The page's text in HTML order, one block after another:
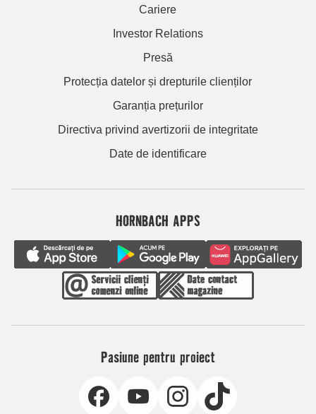
Cariere
Investor Relations
Presă
Protecția datelor și drepturile clienților
Garanția prețurilor
Directiva privind avertizorii de integritate
Date de identificare
HORNBACH APPS
Pasiune pentru proiect